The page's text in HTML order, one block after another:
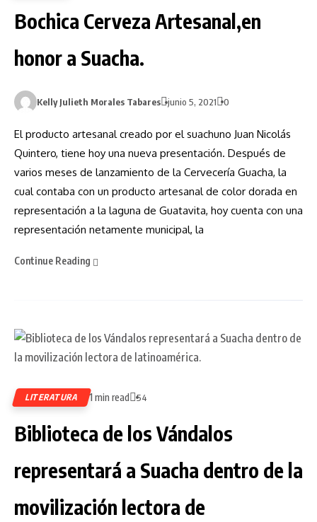
Bochica Cerveza Artesanal,en
honor a Suacha.
Kelly Julieth Morales Tabares junio 5, 2021 0
El producto artesanal creado por el suachuno Juan Nicolás
Quintero, tiene hoy una nueva presentación. Después de
varios meses de lanzamiento de la Cervecería Guacha, la
cual contaba con un producto artesanal de color dorada en
representación a la laguna de Guatavita, hoy cuenta con una
representación netamente municipal, la
Continue Reading
LITERATURA 1 min read 54
Biblioteca de los Vándalos
representará a Suacha dentro de la
movilización lectora de